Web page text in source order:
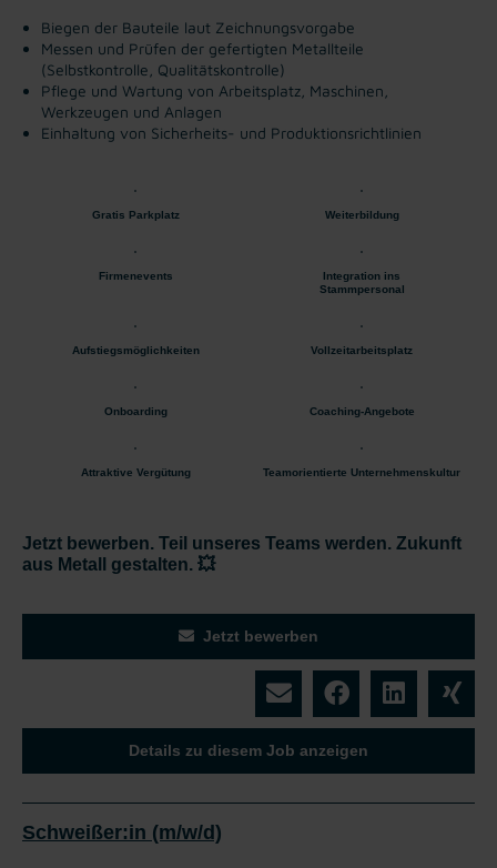
Biegen der Bauteile laut Zeichnungsvorgabe
Messen und Prüfen der gefertigten Metallteile
(Selbstkontrolle, Qualitätskontrolle)
Pflege und Wartung von Arbeitsplatz, Maschinen,
Werkzeugen und Anlagen
Einhaltung von Sicherheits- und Produktionsrichtlinien
Gratis Parkplatz Weiterbildung
Firmenevents
Integration ins
Stammpersonal
Aufstiegsmöglichkeiten Vollzeitarbeitsplatz
Onboarding Coaching-Angebote
Attraktive Vergütung Teamorientierte Unternehmenskultur
Jetzt bewerben. Teil unseres Teams werden. Zukunft
aus Metall gestalten. 💥
Jetzt bewerben
Details zu diesem Job anzeigen
Schweißer:in (m/w/d)